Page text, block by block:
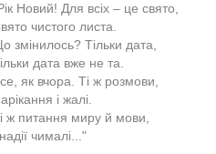
Новий! Для всіх – це свято,
чистого листа.
змінилось? Тільки дата,
дата вже не та.
як вчора. Ті ж розмови,
і жалі.
ж питання миру й мови,
чималі..."